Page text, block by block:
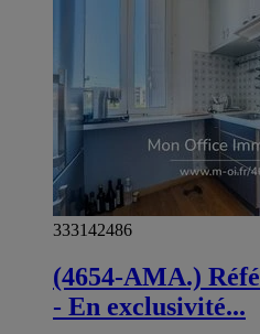
333142486
(4654-AMA.)
- En exclusivité...